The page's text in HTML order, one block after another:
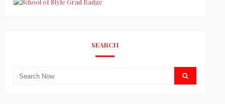
SEARCH